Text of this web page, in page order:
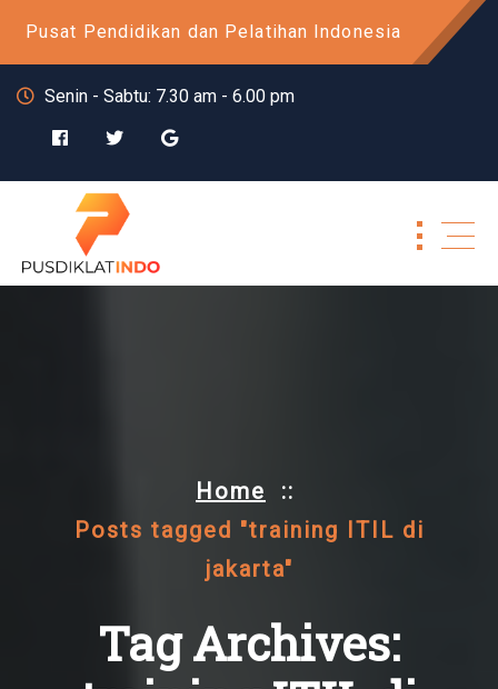
Pusat Pendidikan dan Pelatihan Indonesia
Senin - Sabtu: 7.30 am - 6.00 pm
Home ::
Posts tagged "training ITIL di
jakarta"
Tag Archives: